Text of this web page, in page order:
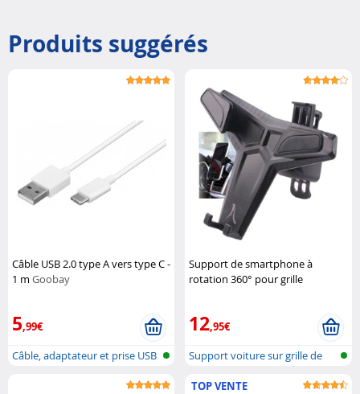
Produits suggérés
Câble USB 2.0 type A vers type C -
1 m Goobay
5,99€
Câble, adaptateur et prise USB
Support de smartphone à
rotation 360° pour grille
12,95€
Support voiture sur grille de
TOP VENTE